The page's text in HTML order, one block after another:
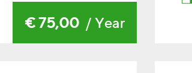
€ 75,00/ Year